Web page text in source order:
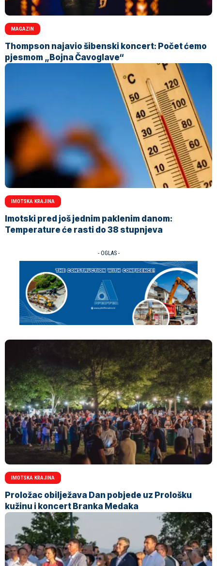
MAGAZIN
Thompson najavio šibenski koncert: Počet ćemo
pjesmom „Bojna Čavoglave“
IMOTSKA KRAJINA
Imotski pred još jednim paklenim danom:
Temperature će rasti do 38 stupnjeva
- OGLAS -
IMOTSKA KRAJINA
Proložac obilježava Dan pobjede uz Prološku
kužinu i koncert Branka Medaka